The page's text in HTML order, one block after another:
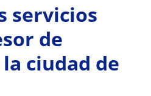
servicios
de
ciudad de